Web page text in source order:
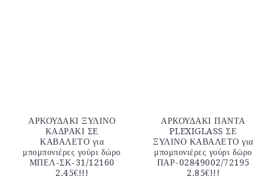
ΑΡΚΟΥΔΑΚΙ ΞΥΛΙΝΟ
ΚΑΔΡΑΚΙ ΣΕ
ΚΑΒΑΛΕΤΟ για
μπομπονιέρες γούρι δώρο
ΜΠΕΛ-ΣΚ-31/12160
2.45€!!!
ΑΡΚΟΥΔΑΚΙ ΠΑΝΤΑ
PLEXIGLASS ΣΕ
ΞΥΛΙΝΟ ΚΑΒΑΛΕΤΟ για
μπομπονιέρες γούρι δώρο
ΠΑΡ-02849002/72195
2.85€!!!